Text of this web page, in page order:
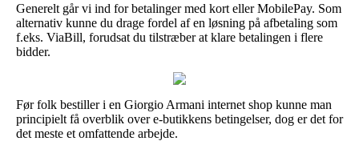
Generelt går vi ind for betalinger med kort eller MobilePay. Som
alternativ kunne du drage fordel af en løsning på afbetaling som
f.eks. ViaBill, forudsat du tilstræber at klare betalingen i flere
bidder.
Før folk bestiller i en Giorgio Armani internet shop kunne man
principielt få overblik over e-butikkens betingelser, dog er det for
det meste et omfattende arbejde.